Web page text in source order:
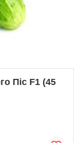
Піс F1 (45